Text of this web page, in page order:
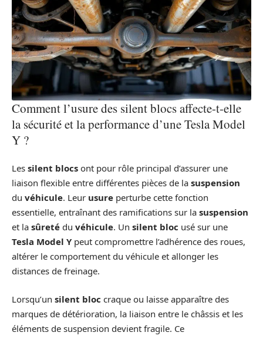
Comment l’usure des silent blocs affecte-t-elle
la sécurité et la performance d’une Tesla Model
Y ?
Les silent blocs ont pour rôle principal d’assurer une
liaison flexible entre différentes pièces de la suspension
du véhicule. Leur usure perturbe cette fonction
essentielle, entraînant des ramifications sur la suspension
et la sûreté du véhicule. Un silent bloc usé sur une
Tesla Model Ypeut compromettre l’adhérence des roues,
altérer le comportement du véhicule et allonger les
distances de freinage.
Lorsqu’un silent bloc craque ou laisse apparaître des
marques de détérioration, la liaison entre le châssis et les
éléments de suspension devient fragile. Ce